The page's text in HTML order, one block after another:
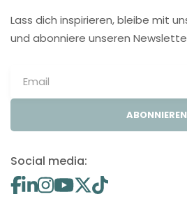
Lass dich inspirieren, bleibe mit
und abonniere unseren
ABONNIEREN
Social media: